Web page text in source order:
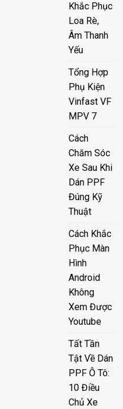
Khắc Phục
Loa Rè,
Âm Thanh
Yếu
Tổng Hợp
Phụ Kiện
Vinfast VF
MPV 7
Cách
Chăm Sóc
Xe Sau Khi
Dán PPF
Đúng Kỹ
Thuật
Cách Khắc
Phục Màn
Hình
Android
Không
Xem Được
Youtube
Tất Tần
Tật Về Dán
PPF Ô Tô:
10 Điều
Chủ Xe